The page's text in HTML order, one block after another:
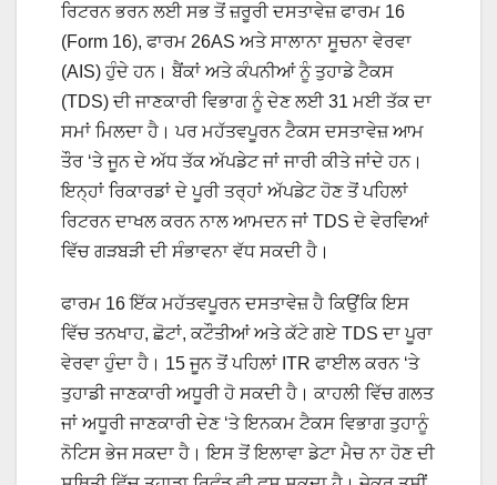
ਰਿਟਰਨ ਭਰਨ ਲਈ ਸਭ ਤੋਂ ਜ਼ਰੂਰੀ ਦਸਤਾਵੇਜ਼ ਫਾਰਮ 16
(Form 16), ਫਾਰਮ 26AS ਅਤੇ ਸਾਲਾਨਾ ਸੂਚਨਾ ਵੇਰਵਾ
(AIS) ਹੁੰਦੇ ਹਨ। ਬੈਂਕਾਂ ਅਤੇ ਕੰਪਨੀਆਂ ਨੂੰ ਤੁਹਾਡੇ ਟੈਕਸ
(TDS) ਦੀ ਜਾਣਕਾਰੀ ਵਿਭਾਗ ਨੂੰ ਦੇਣ ਲਈ 31 ਮਈ ਤੱਕ ਦਾ
ਸਮਾਂ ਮਿਲਦਾ ਹੈ। ਪਰ ਮਹੱਤਵਪੂਰਨ ਟੈਕਸ ਦਸਤਾਵੇਜ਼ ਆਮ
ਤੌਰ ‘ਤੇ ਜੂਨ ਦੇ ਅੱਧ ਤੱਕ ਅੱਪਡੇਟ ਜਾਂ ਜਾਰੀ ਕੀਤੇ ਜਾਂਦੇ ਹਨ।
ਇਨ੍ਹਾਂ ਰਿਕਾਰਡਾਂ ਦੇ ਪੂਰੀ ਤਰ੍ਹਾਂ ਅੱਪਡੇਟ ਹੋਣ ਤੋਂ ਪਹਿਲਾਂ
ਰਿਟਰਨ ਦਾਖਲ ਕਰਨ ਨਾਲ ਆਮਦਨ ਜਾਂ TDS ਦੇ ਵੇਰਵਿਆਂ
ਵਿੱਚ ਗੜਬੜੀ ਦੀ ਸੰਭਾਵਨਾ ਵੱਧ ਸਕਦੀ ਹੈ।
ਫਾਰਮ 16 ਇੱਕ ਮਹੱਤਵਪੂਰਨ ਦਸਤਾਵੇਜ਼ ਹੈ ਕਿਉਂਕਿ ਇਸ
ਵਿੱਚ ਤਨਖਾਹ, ਛੋਟਾਂ, ਕਟੌਤੀਆਂ ਅਤੇ ਕੱਟੇ ਗਏ TDS ਦਾ ਪੂਰਾ
ਵੇਰਵਾ ਹੁੰਦਾ ਹੈ। 15 ਜੂਨ ਤੋਂ ਪਹਿਲਾਂ ITR ਫਾਈਲ ਕਰਨ ‘ਤੇ
ਤੁਹਾਡੀ ਜਾਣਕਾਰੀ ਅਧੂਰੀ ਹੋ ਸਕਦੀ ਹੈ। ਕਾਹਲੀ ਵਿੱਚ ਗਲਤ
ਜਾਂ ਅਧੂਰੀ ਜਾਣਕਾਰੀ ਦੇਣ ‘ਤੇ ਇਨਕਮ ਟੈਕਸ ਵਿਭਾਗ ਤੁਹਾਨੂੰ
ਨੋਟਿਸ ਭੇਜ ਸਕਦਾ ਹੈ। ਇਸ ਤੋਂ ਇਲਾਵਾ ਡੇਟਾ ਮੈਚ ਨਾ ਹੋਣ ਦੀ